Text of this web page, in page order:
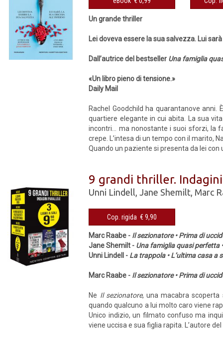
Un grande thriller
Lei doveva essere la sua salvezza. Lui
Dall’autrice del bestseller Una famiglia
«Un libro pieno di tensione.»
Daily Mail
Rachel Goodchild ha quarantanove
quartiere elegante in cui abita. La sua
incontri… ma nonostante i suoi sforzi, la
crepe. L’intesa di un tempo con il marito,
Quando un paziente si presenta da lei con
9 grandi thriller.
Unni Lindell Jane Shemilt Marc
Cop. rigida € 9,90
Marc Raabe - Il sezionatore • Prima di
Jane Shemilt - Una famiglia quasi perfetta
Unni Lindell - La trappola • L’ultima casa a
Marc Raabe - Il sezionatore • Prima di
Ne Il sezionatore, una macabra
quando qualcuno a lui molto caro viene
Unico indizio, un filmato confuso ma
viene uccisa e sua figlia rapita. L’autore